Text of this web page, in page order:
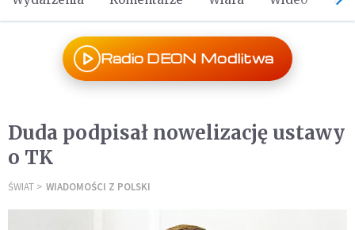
Radio DEON Modlitwa
Duda podpisał nowelizację ustawy
o TK
ŚWIAT WIADOMOŚCI Z POLSKI